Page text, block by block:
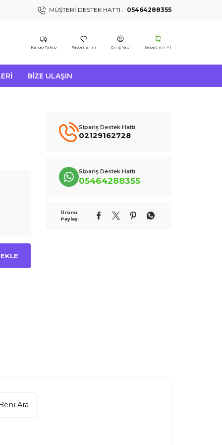
MÜŞTERI DESTEK HATTI : 05464288355
Kargo Takip Favorilerim Giriş Yap Sepetim ( 0 )
BIZE ULAŞIN
Sipariş Destek Hattı
02129162728
Sipariş Destek Hattı
05464288355
Ürünü
Paylaş:
Ara